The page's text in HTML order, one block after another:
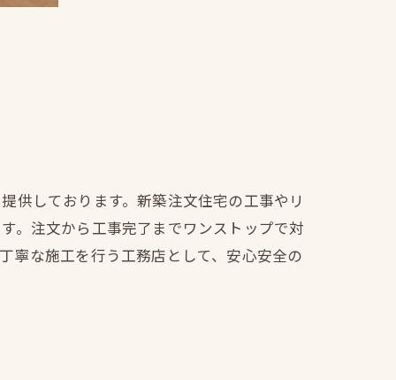
供しております。新築注文住宅の工事やリ
。注文から工事完了までワンストップで対
寧な施工を行う工務店として、安心安全の